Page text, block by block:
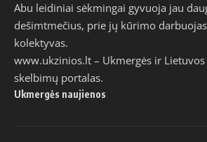
Abu leidiniai sėkmingai gyvuoja jau
dešimtmečius, prie jų kūrimo
kolektyvas.
www.ukzinios.lt – Ukmergės ir
skelbimų portalas.
Ukmergės naujienos